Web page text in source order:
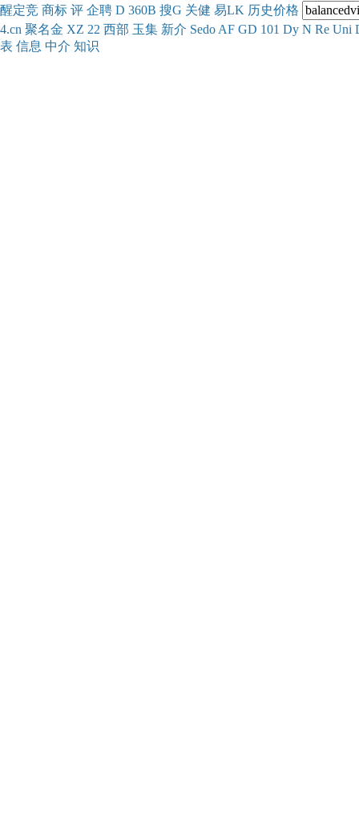
醒定竞 商标 评 企聘 D 360B 搜G 关健 易LK 历史价格
4.cn 聚名金 XZ 22 西部 玉集 新介 Sedo AF GD 101 Dy N Re Uni
表 信息 中介 知识